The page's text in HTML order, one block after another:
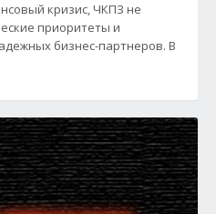
кризис, ЧКПЗ не
приоритеты и
бизнес-партнеров. В